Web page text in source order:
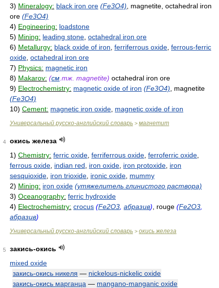
3) Mineralogy: black iron ore (Fe3O4) , magnetite, octahedral iron
ore (Fe3O4)
4) Engineering: loadstone
5) Mining: leading stone octahedral iron ore
6) Metallurgy: black oxide of iron ferriferrous oxide ferrous-ferric
oxide octahedral iron ore
7) Physics: magnetic iron
8) Makarov: (см .тж. magnetite) octahedral iron ore
9) Electrochemistry: magnetic oxide of iron (Fe3O4) , magnetite
(Fe3O4)
10) Cement: magnetic iron oxide magnetic oxide of iron
Универсальный русско-английский словарь > магнетит
4
окись железа
1) Chemistry: ferric oxide ferriferrous oxide ferroferric oxide
ferrous oxide indian red iron oxide iron protoxide iron
sesquioxide iron trioxide ironic oxide mummy
2) Mining: iron oxide (утяжелитель глинистого раствора)
3) Oceanography: ferric hydroxide
4) Electrochemistry: crocus (Fe2O3 абразив) , rouge (Fe2O3
абразив)
Универсальный русско-английский словарь > окись железа
5
закись-окись
mixed oxide
закись-окись никеля — nickelous-nickelic oxide
закись-окись марганца — mangano-manganic oxide